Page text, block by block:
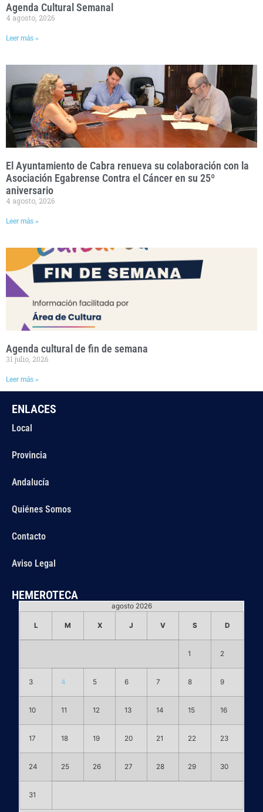
Agenda Cultural Semanal
4 agosto, 2026
Leer más »
El Ayuntamiento de Cabra renueva su colaboración con la
Asociación Egabrense Contra el Cáncer en su 25º
aniversario
4 agosto, 2026
Leer más »
Agenda cultural de fin de semana
31 julio, 2026
Leer más »
ENLACES
Local
Provincia
Andalucía
Quiénes Somos
Contacto
Aviso Legal
HEMEROTECA
agosto 2026
L M X J V S D
1 2
3 4 5 6 7 8 9
10 11 12 13 14 15 16
17 18 19 20 21 22 23
24 25 26 27 28 29 30
31